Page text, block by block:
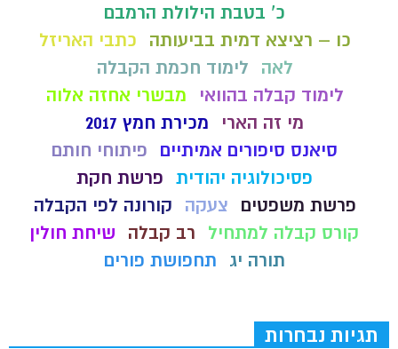
כ' בטבת הילולת הרמבם
כו – רציצא דמית בביעותה
כתבי האריזל
לאה
לימוד חכמת הקבלה
לימוד קבלה בהוואי
מבשרי אחזה אלוה
מי זה הארי
מכירת חמץ 2017
סיאנס סיפורים אמיתיים
פיתוחי חותם
פסיכולוגיה יהודית פרשת חקת
פרשת משפטים
צעקה
קורונה לפי הקבלה
קורס קבלה למתחיל
רב קבלה
שיחת חולין
תורה יג
תחפושת פורים
תגיות נבחרות